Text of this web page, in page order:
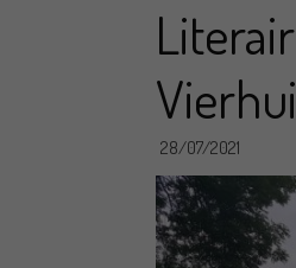
28/07/2021